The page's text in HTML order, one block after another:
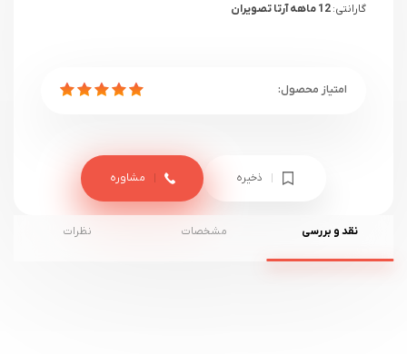
گارانتی:
ذخیره مشاوره
نقد و بررسی مشخصات نظرات